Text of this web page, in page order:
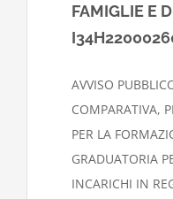
FAMIGLIE E
AVVISO
COMPARATIVA,
PER LA
GRADUATORIA
INCARICHI IN